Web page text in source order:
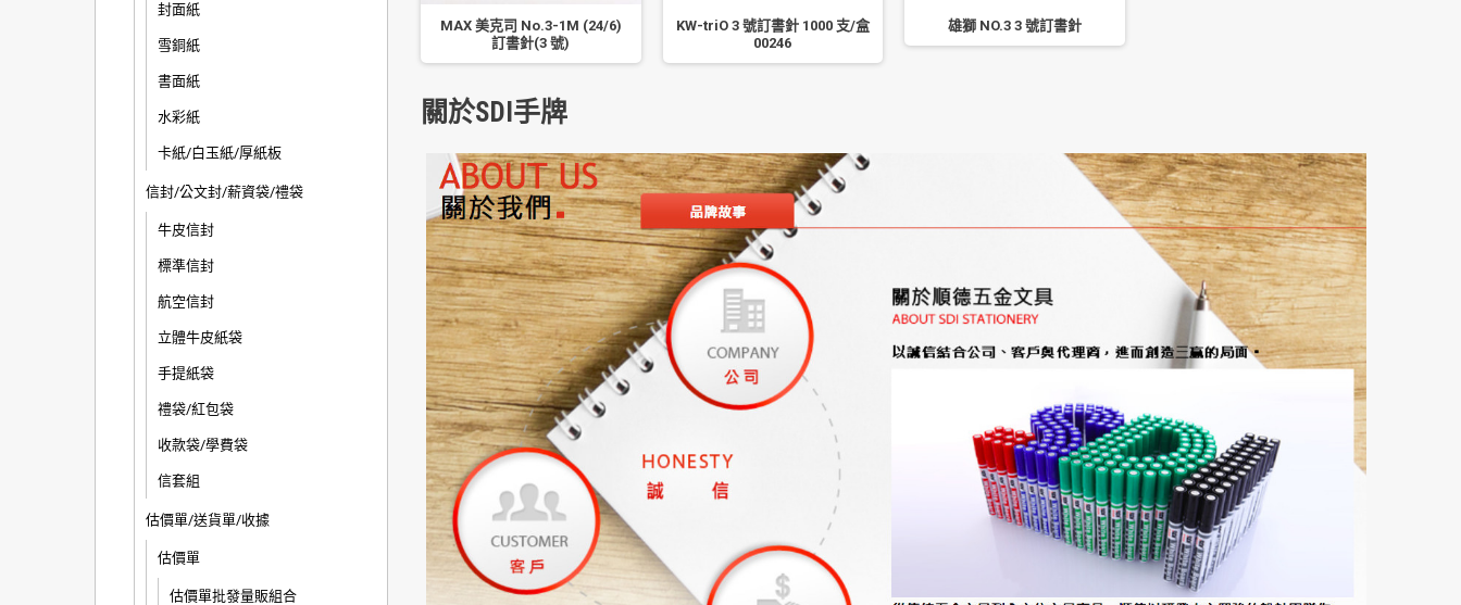
封面紙
雪銅紙
書面紙
水彩紙
卡紙/白玉紙/厚紙板
信封/公文封/薪資袋/禮袋
牛皮信封
標準信封
航空信封
立體牛皮紙袋
手提紙袋
禮袋/紅包袋
收款袋/學費袋
信套組
估價單/送貨單/收據
估價單
估價單批發量販組合
MAX 美克司 No.3-1M (24/6)
訂書針(3 號)
KW-triO 3 號訂書針 1000 支/盒
00246
雄獅 NO.3 3 號訂書針
關於SDI手牌